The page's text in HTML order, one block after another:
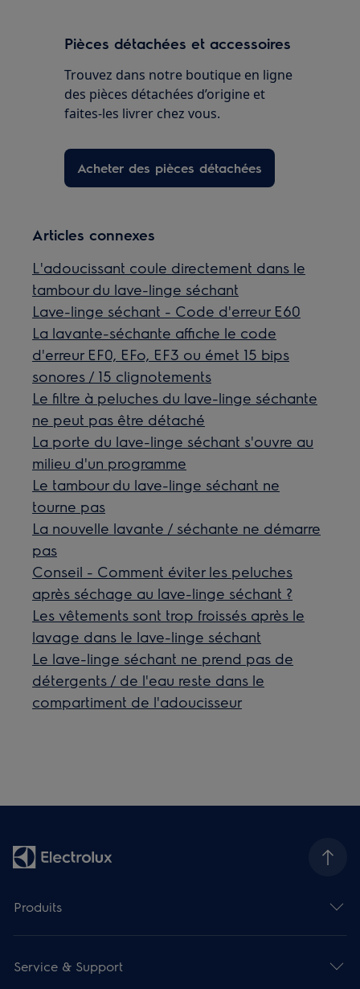
Pièces détachées et accessoires
Trouvez dans notre boutique en ligne
des pièces détachées d’origine et
faites-les livrer chez vous.
Acheter des pièces détachées
Articles connexes
L'adoucissant coule directement dans le
tambour du lave-linge séchant
Lave-linge séchant - Code d'erreur E60
La lavante-séchante affiche le code
d'erreur EF0, EFo, EF3 ou émet 15 bips
sonores / 15 clignotements
Le filtre à peluches du lave-linge séchante
ne peut pas être détaché
La porte du lave-linge séchant s'ouvre au
milieu d'un programme
Le tambour du lave-linge séchant ne
tourne pas
La nouvelle lavante / séchante ne démarre
pas
Conseil - Comment éviter les peluches
après séchage au lave-linge séchant ?
Les vêtements sont trop froissés après le
lavage dans le lave-linge séchant
Le lave-linge séchant ne prend pas de
détergents / de l'eau reste dans le
compartiment de l'adoucisseur
Produits
Service & Support